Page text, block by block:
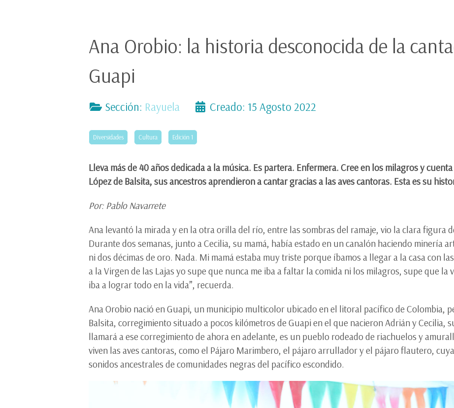
Ana Orobio: la historia desconocida de la
Guapi
Sección: Rayuela Creado: 15 Agosto 2022
Diversidades Cultura Edición 1
Lleva más de 40 años dedicada a la música. Es partera. Enfermera. Cree en los milagros y
López de Balsita, sus ancestros aprendieron a cantar gracias a las aves cantoras. Esta es su
Por: Pablo Navarrete
Ana levantó la mirada y en la otra orilla del río, entre las sombras del ramaje, vio la clara figura
Durante dos semanas, junto a Cecilia, su mamá, había estado en un canalón haciendo minería
ni dos décimas de oro. Nada. Mi mamá estaba muy triste porque íbamos a llegar a la casa con
a la Virgen de las Lajas yo supe que nunca me iba a faltar la comida ni los milagros, supe que la
iba a lograr todo en la vida”, recuerda.
Ana Orobio nació en Guapi, un municipio multicolor ubicado en el litoral pacífico de Colombia,
Balsita, corregimiento situado a pocos kilómetros de Guapi en el que nacieron Adrián y Cecilia,
llamará a ese corregimiento de ahora en adelante, es un pueblo rodeado de riachuelos y
viven las aves cantoras, como el Pájaro Marimbero, el pájaro arrullador y el pájaro flautero,
sonidos ancestrales de comunidades negras del pacífico escondido.